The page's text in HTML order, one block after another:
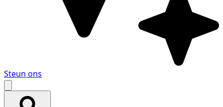
Steun ons